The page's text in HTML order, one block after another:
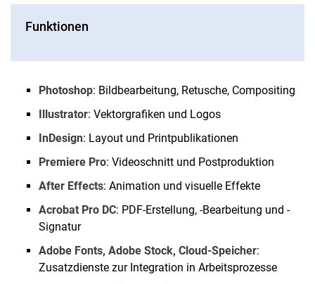
Funktionen
Photoshop: Bildbearbeitung, Retusche, Compositing
Illustrator: Vektorgrafiken und Logos
InDesign: Layout und Printpublikationen
Premiere Pro: Videoschnitt und Postproduktion
After Effects: Animation und visuelle Effekte
Acrobat Pro DC: PDF-Erstellung, -Bearbeitung und -
Signatur
Adobe Fonts, Adobe Stock, Cloud-Speicher:
Zusatzdienste zur Integration in Arbeitsprozesse